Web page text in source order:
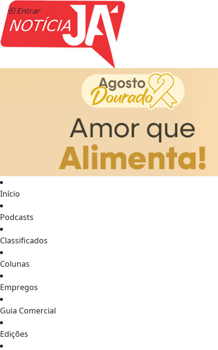
Entrar
Início
Podcasts
Classificados
Colunas
Empregos
Guia Comercial
Edições